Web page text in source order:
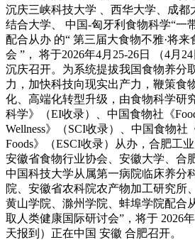
沉庆三峡科技大学 、西华大学、成都
结合大学、 中国-匈牙利食物科学“一
配合从办 的“ 第三届大食物不雅·将
会 ”， 将于2026年4月25-26日 （4月
沉庆召开。为系统提拔我国食物养分
力，加快科技向现实出产力，鞭策食
化、高端化转型升级，由食物科学研
科学》（EI收录）、中国食物社《
Wellness》（SCI收录）、中国食物社
Foods》（ESCI收录）从办，合肥工
安徽省食物行业协会、安徽大学、合
中国科技大学从属第一病院临床养分
院、安徽省农科院农产物加工研究所
黄山学院、滁州学院、蚌埠学院配合
取人类健康国际研讨会”，将于 2026
天报到）正在中国 安徽 合肥召开。